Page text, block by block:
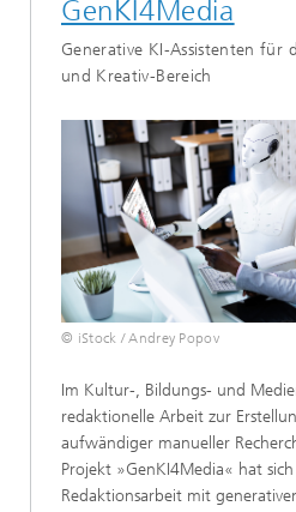
GenKI4Media
Generative KI-Assistenten für
und Kreativ-Bereich
© iStock / Andrey Popov
Im Kultur-, Bildungs- und
redaktionelle Arbeit zur
aufwändiger manueller
Projekt »GenKI4Media« hat
Redaktionsarbeit mit